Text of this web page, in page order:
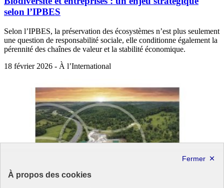
À propos des cookies
selon l’IPBES
Selon l’IPBES, la préservation des écosystèmes n’est plus seulement
une question de responsabilité sociale, elle conditionne également la
pérennité des chaînes de valeur et la stabilité économique.
18 février 2026 - À l’International